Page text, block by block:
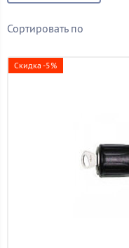
Сортировать по
Скидка -5%
Бренд